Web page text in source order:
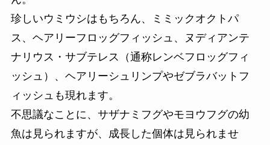
珍しいウミウシはもちろん、ミミックオクトパ
ス、ヘアリーフロッグフィッシュ、ヌディアンテ
ナリウス・サブテレス（通称レンベフロッグフィ
ッシュ）、ヘアリーシュリンプやゼブラバットフ
ィッシュも現れます。
不思議なことに、サザナミフグやモヨウフグの幼
魚は見られますが、成長した個体は見られませ